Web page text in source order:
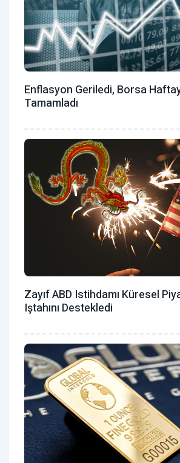
Enflasyon Geriledi, Borsa
Tamamladı
Zayıf ABD Istihdamı Küresel
Iştahını Destekledi